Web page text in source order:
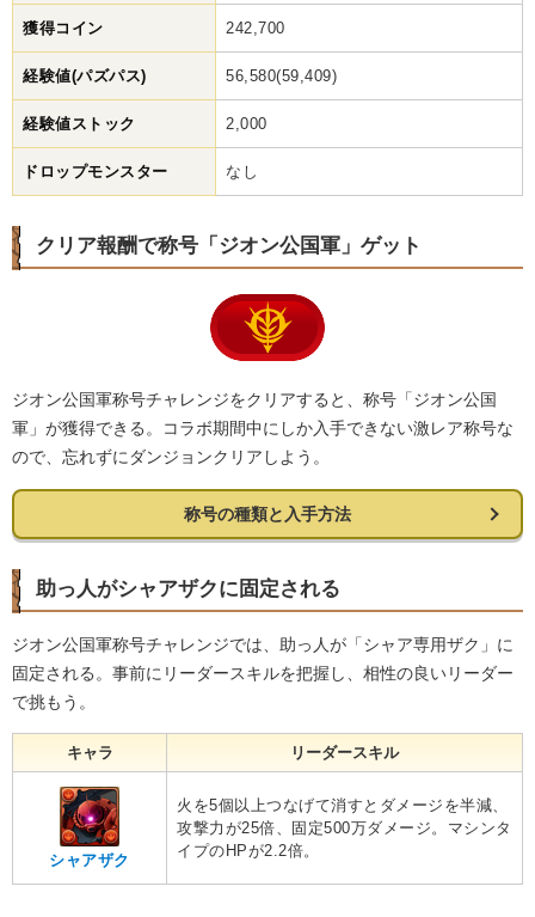
獲得コイン 242,700
経験値(パズパス) 56,580(59,409)
経験値ストック 2,000
ドロップモンスター なし
クリア報酬で称号「ジオン公国軍」ゲット
ジオン公国軍称号チャレンジをクリアすると、称号「ジオン公国
軍」が獲得できる。コラボ期間中にしか入手できない激レア称号な
ので、忘れずにダンジョンクリアしよう。
称号の種類と入手方法
助っ人がシャアザクに固定される
ジオン公国軍称号チャレンジでは、助っ人が「シャア専用ザク」に
固定される。事前にリーダースキルを把握し、相性の良いリーダー
で挑もう。
キャラ リーダースキル
シャアザク
火を5個以上つなげて消すとダメージを半減、
攻撃力が25倍、固定500万ダメージ。マシンタ
イプのHPが2.2倍。